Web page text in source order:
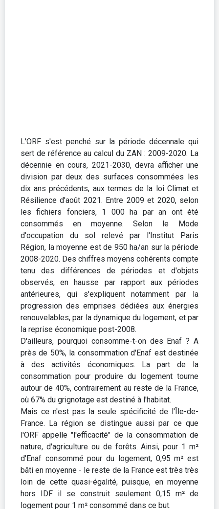
L'ORF s'est penché sur la période décennale qui
sert de référence au calcul du ZAN : 2009-2020. La
décennie en cours, 2021-2030, devra afficher une
division par deux des surfaces consommées les
dix ans précédents, aux termes de la loi Climat et
Résilience d'août 2021. Entre 2009 et 2020, selon
les fichiers fonciers, 1 000 ha par an ont été
consommés en moyenne. Selon le Mode
d'occupation du sol relevé par l'Institut Paris
Région, la moyenne est de 950 ha/an sur la période
2008-2020. Des chiffres moyens cohérents compte
tenu des différences de périodes et d'objets
observés, en hausse par rapport aux périodes
antérieures, qui s'expliquent notamment par la
progression des emprises dédiées aux énergies
renouvelables, par la dynamique du logement, et par
la reprise économique post-2008.
D'ailleurs, pourquoi consomme-t-on des Enaf ? A
près de 50%, la consommation d'Enaf est destinée
à des activités économiques. La part de la
consommation pour produire du logement tourne
autour de 40%, contrairement au reste de la France,
où 67% du grignotage est destiné à l'habitat.
Mais ce n'est pas la seule spécificité de l'Île-de-
France. La région se distingue aussi par ce que
l'ORF appelle "l'efficacité" de la consommation de
nature, d'agriculture ou de forêts. Ainsi, pour 1 m²
d'Enaf consommé pour du logement, 0,95 m² est
bâti en moyenne - le reste de la France est très très
loin de cette quasi-égalité, puisque, en moyenne
hors IDF il se construit seulement 0,15 m² de
logement pour 1 m² consommé dans ce but.